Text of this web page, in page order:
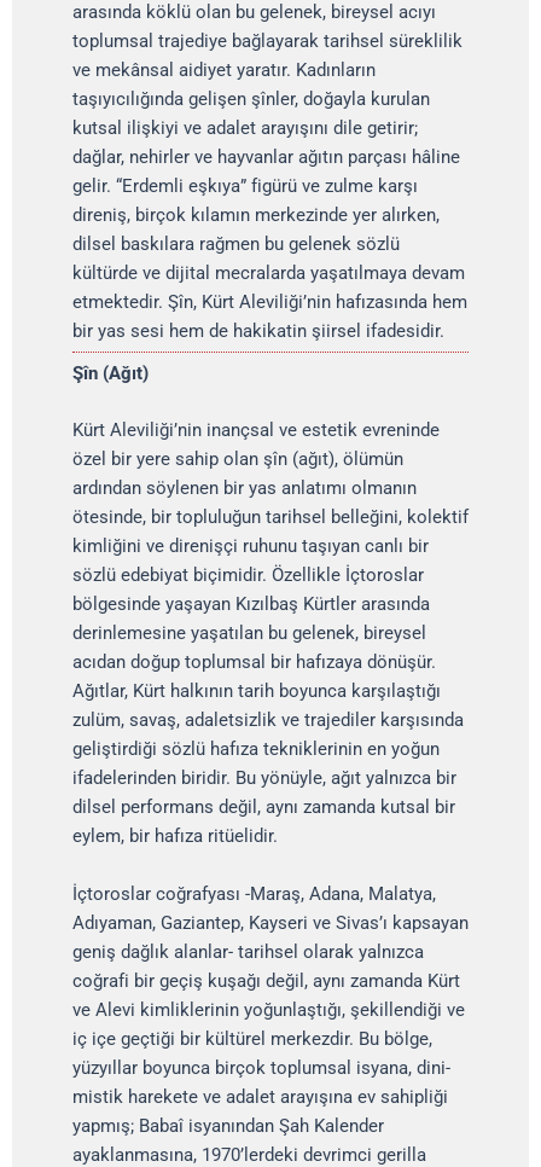
arasında köklü olan bu gelenek, bireysel acıyı
toplumsal trajediye bağlayarak tarihsel süreklilik
ve mekânsal aidiyet yaratır. Kadınların
taşıyıcılığında gelişen şînler, doğayla kurulan
kutsal ilişkiyi ve adalet arayışını dile getirir;
dağlar, nehirler ve hayvanlar ağıtın parçası hâline
gelir. “Erdemli eşkıya” figürü ve zulme karşı
direniş, birçok kılamın merkezinde yer alırken,
dilsel baskılara rağmen bu gelenek sözlü
kültürde ve dijital mecralarda yaşatılmaya devam
etmektedir. Şîn, Kürt Aleviliği’nin hafızasında hem
bir yas sesi hem de hakikatin şiirsel ifadesidir.
Şîn (Ağıt)
Kürt Aleviliği’nin inançsal ve estetik evreninde
özel bir yere sahip olan şîn (ağıt), ölümün
ardından söylenen bir yas anlatımı olmanın
ötesinde, bir topluluğun tarihsel belleğini, kolektif
kimliğini ve direnişçi ruhunu taşıyan canlı bir
sözlü edebiyat biçimidir. Özellikle İçtoroslar
bölgesinde yaşayan Kızılbaş Kürtler arasında
derinlemesine yaşatılan bu gelenek, bireysel
acıdan doğup toplumsal bir hafızaya dönüşür.
Ağıtlar, Kürt halkının tarih boyunca karşılaştığı
zulüm, savaş, adaletsizlik ve trajediler karşısında
geliştirdiği sözlü hafıza tekniklerinin en yoğun
ifadelerinden biridir. Bu yönüyle, ağıt yalnızca bir
dilsel performans değil, aynı zamanda kutsal bir
eylem, bir hafıza ritüelidir.
İçtoroslar coğrafyası -Maraş, Adana, Malatya,
Adıyaman, Gaziantep, Kayseri ve Sivas’ı kapsayan
geniş dağlık alanlar- tarihsel olarak yalnızca
coğrafi bir geçiş kuşağı değil, aynı zamanda Kürt
ve Alevi kimliklerinin yoğunlaştığı, şekillendiği ve
iç içe geçtiği bir kültürel merkezdir. Bu bölge,
yüzyıllar boyunca birçok toplumsal isyana, dini-
mistik harekete ve adalet arayışına ev sahipliği
yapmış; Babaî isyanından Şah Kalender
ayaklanmasına, 1970’lerdeki devrimci gerilla